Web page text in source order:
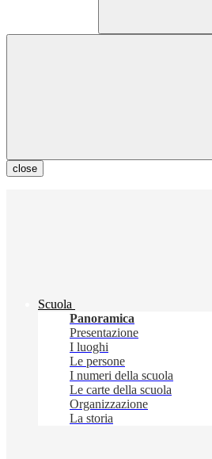
close
Scuola
Panoramica
Presentazione
I luoghi
Le persone
I numeri della scuola
Le carte della scuola
Organizzazione
La storia